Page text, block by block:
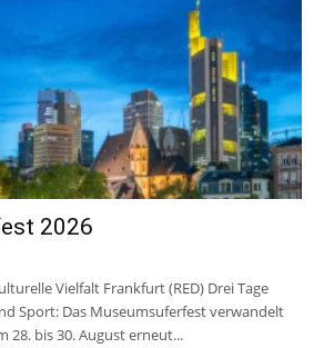
2026
Vielfalt Frankfurt (RED) Drei Tage
Sport: Das Museumsuferfest verwandelt
bis 30. August erneut...